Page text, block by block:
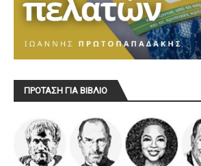
ΠΡΟΤΑΣΗ ΓΙΑ ΒΙΒΛΙΟ